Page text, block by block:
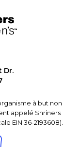
Dr.
à but non
appelé Shriners
EIN 36-2193608).